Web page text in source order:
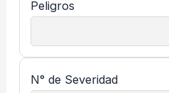
Peligros
N° de Severidad